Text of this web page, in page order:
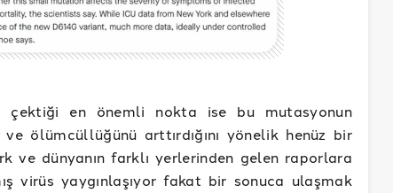
çektiği en önemli nokta ise bu mutasyonun
ve ölümcüllüğünü arttırdığını yönelik henüz bir
ve dünyanın farklı yerlerinden gelen raporlara
virüs yaygınlaşıyor fakat bir sonuca ulaşmak